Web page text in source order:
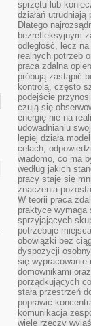
sprzętu lub
działań utrudniają
Dlatego
bezrefleksyjnym
odległość, lecz
realnych potrzeb
praca zdalna
próbują zastąpić
kontrolą, często
podejście
czują się
energię nie na
udowadnianiu
lepiej działa
celach,
wiadomo, co ma
według jakich
pracy staje się
znaczenia
W teorii praca
praktyce wymaga
sprzyjających
potrzebuje
obowiązki bez
dyspozycji
się
domownikami
porządkujących
stała przestrzeń
poprawić
komunikacja
wiele rzeczy